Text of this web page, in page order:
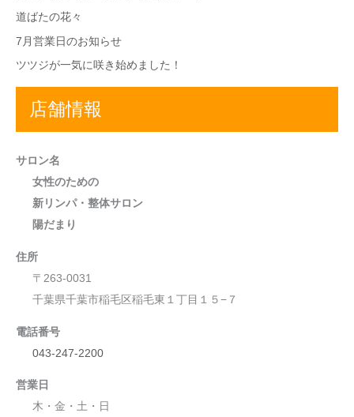
道ばたの花々
7月営業日のお知らせ
ツツジが一気に咲き始めました！
店舗情報
サロン名
女性のための
新リンパ・整体サロン
陽だまり
住所
〒263-0031
千葉県千葉市稲毛区稲毛東１丁目１５−７
電話番号
043-247-2200
営業日
木・金・土・日